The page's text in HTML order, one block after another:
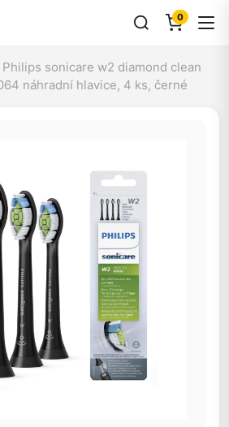
0
Philips sonicare w2 diamond clean
náhradní hlavice, 4 ks, černé